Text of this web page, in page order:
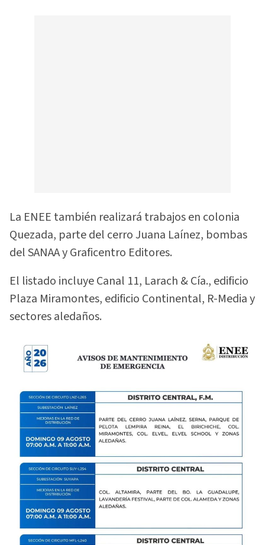
La ENEE también realizará trabajos en colonia
Quezada, parte del cerro Juana Laínez, bombas
del SANAA y Graficentro Editores.
El listado incluye Canal 11, Larach & Cía., edificio
Plaza Miramontes, edificio Continental, R-Media y
sectores aledaños.